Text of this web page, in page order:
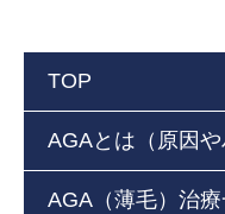
TOP
AGAとは（原因や
AGA（薄毛）治